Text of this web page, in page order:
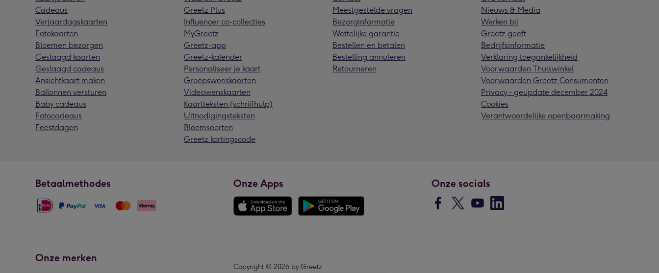
Cadeaus
Verjaardagskaarten
Fotokaarten
Bloemen bezorgen
Geslaagd kaarten
Geslaagd cadeaus
Ansichtkaart maken
Ballonnen versturen
Baby cadeaus
Fotocadeaus
Feestdagen
Greetz Plus
Influencer co-collecties
MyGreetz
Greetz-app
Greetz-kalender
Personaliseer je kaart
Groepswenskaarten
Videowenskaarten
Kaartteksten (schrijfhulp)
Uitnodigingsteksten
Bloemsoorten
Greetz kortingscode
Meestgestelde vragen
Bezorginformatie
Wettelijke garantie
Bestellen en betalen
Bestelling annuleren
Retourneren
Nieuws & Media
Werken bij
Greetz geeft
Bedrijfsinformatie
Verklaring toegankelijkheid
Voorwaarden Thuiswinkel
Voorwaarden Greetz Consumenten
Privacy - geupdate december 2024
Cookies
Verantwoordelijke openbaarmaking
Betaalmethodes Onze Apps Onze socials
Onze merken
Copyright © 2026 by Greetz